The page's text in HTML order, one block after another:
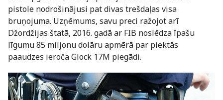
pistole nodrošinājusi pat divas trešdaļas visa
bruņojuma. Uzņēmums, savu preci ražojot arī
Džordžijas štatā, 2016. gadā ar FIB noslēdza īpašu
līgumu 85 miljonu dolāru apmērā par piektās
paaudzes ieroča Glock 17M piegādi.